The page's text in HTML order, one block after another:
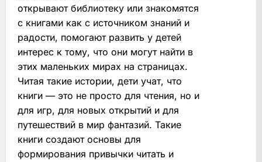
открывают библиотеку или знакомятся
с книгами как с источником знаний и
радости, помогают развить у детей
интерес к тому, что они могут найти в
этих маленьких мирах на страницах.
Читая такие истории, дети учат, что
книги — это не просто для чтения, но и
для игр, для новых открытий и для
путешествий в мир фантазий. Такие
книги создают основы для
формирования привычки читать и